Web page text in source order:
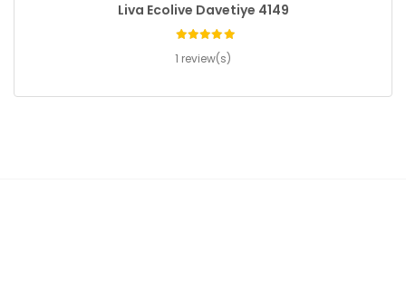
Liva Ecolive Davetiye 4149
1 review(s)